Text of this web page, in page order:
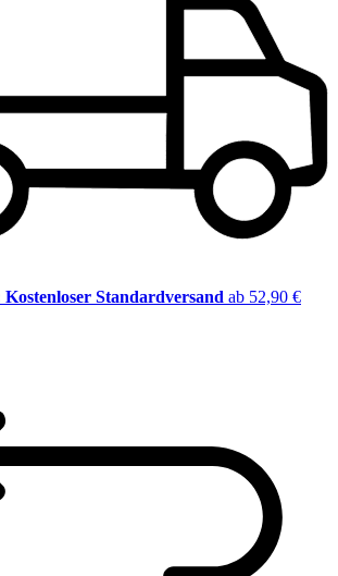
Standardversand ab 52,90 €